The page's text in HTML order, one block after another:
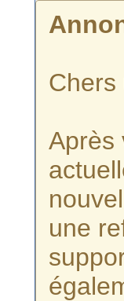
Chers
Après
une